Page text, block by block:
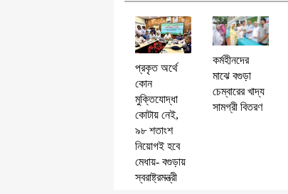
প্রকৃত অর্থে
কোন
মুক্তিযোদ্ধা
কোটায় নেই,
৯৮ শতাংশ
নিয়োগই হবে
মেধায়- বগুড়ায়
স্বরাষ্ট্রমন্ত্রী
কর্মহীনদের
মাঝে বগুড়া
চেম্বারের খাদ্য
সামগ্রী বিতরণ